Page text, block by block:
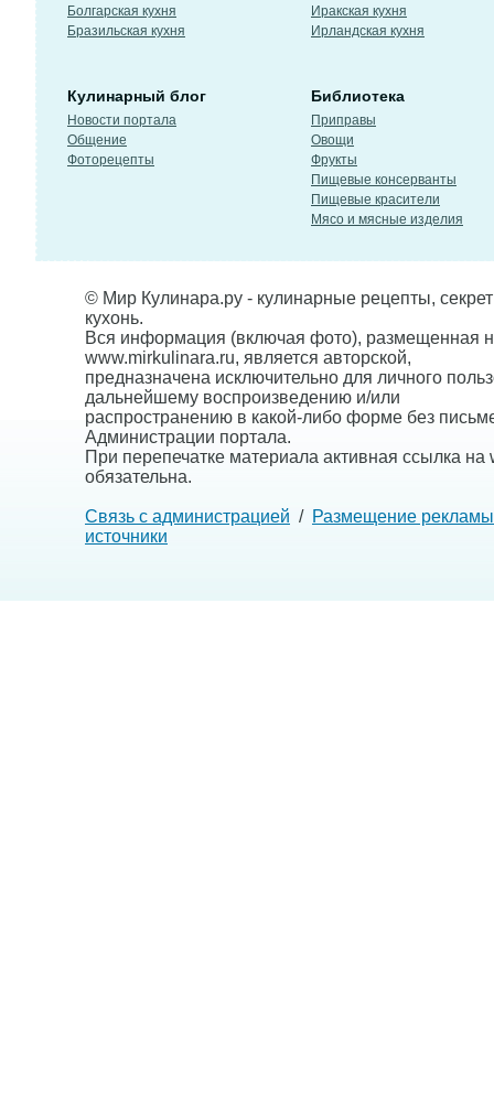
Болгарская кухня
Бразильская кухня
Иракская кухня
Ирландская кухня
Кулинарный блог
Новости портала
Общение
Фоторецепты
Библиотека
Приправы
Овощи
Фрукты
Пищевые консерванты
Пищевые красители
Мясо и мясные изделия
© Мир Кулинара.ру - кулинарные рецепты,
кухонь.
Вся информация (включая фото), размещенная
www.mirkulinara.ru, является авторской,
предназначена исключительно для личного
дальнейшему воспроизведению и/или
распространению в какой-либо форме без
Администрации портала.
При перепечатке материала активная ссылка на
обязательна.
Связь с администрацией / Размещение рекламы
источники